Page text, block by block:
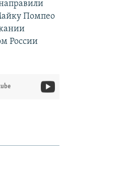
Помпео
России